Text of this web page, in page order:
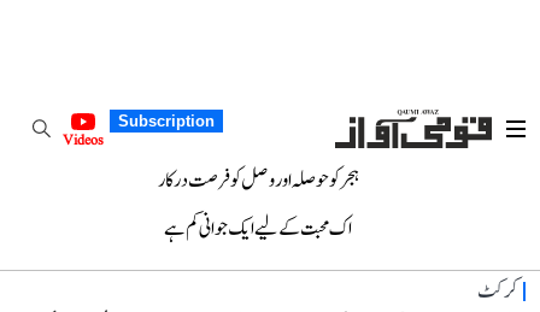
Subscription
Videos
ہجر کو حوصلہ اور وصل کو فرصت درکار
اک محبت کے لیے ایک جوانی کم ہے
کرکٹ